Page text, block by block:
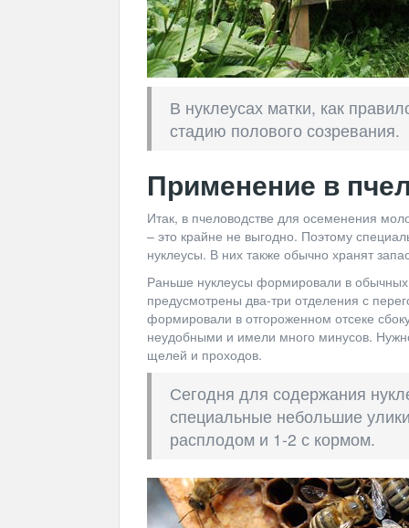
В нуклеусах матки, как
стадию полового созревания.
Применение в
Итак, в пчеловодстве для осеменения
– это крайне не выгодно. Поэтому
нуклеусы. В них также обычно хранят
Раньше нуклеусы формировали в
предусмотрены два-три отделения с
формировали в отгороженном отсеке
неудобными и имели много минусов.
щелей и проходов.
Сегодня для содержания
специальные небольшие
расплодом и 1-2 с кормом.